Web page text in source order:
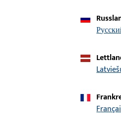
Drückerstift, Gesamtbreite 9